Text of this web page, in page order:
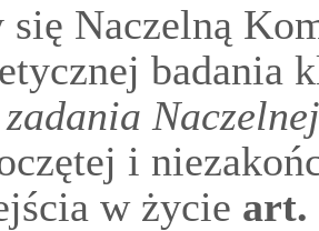
się Naczelną
badania
zadania
i
w życie art.